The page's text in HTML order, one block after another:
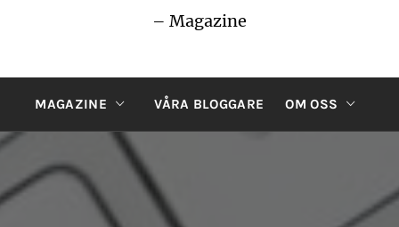
– Magazine
MAGAZINE VÅRA BLOGGARE OM OSS